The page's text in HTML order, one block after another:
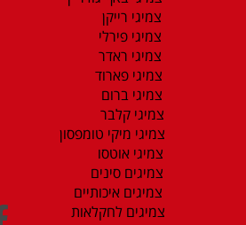
צמיגי רייקן
צמיגי פירלי
צמיגי ראדר
צמיגי פארוד
צמיגי ברום
צמיגי קלבר
צמיגי מיקי טומפסון
צמיגי אוטסו
צמיגים סינים
צמיגים איכותיים
צמיגים לחקלאות